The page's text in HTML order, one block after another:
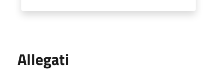
Allegati